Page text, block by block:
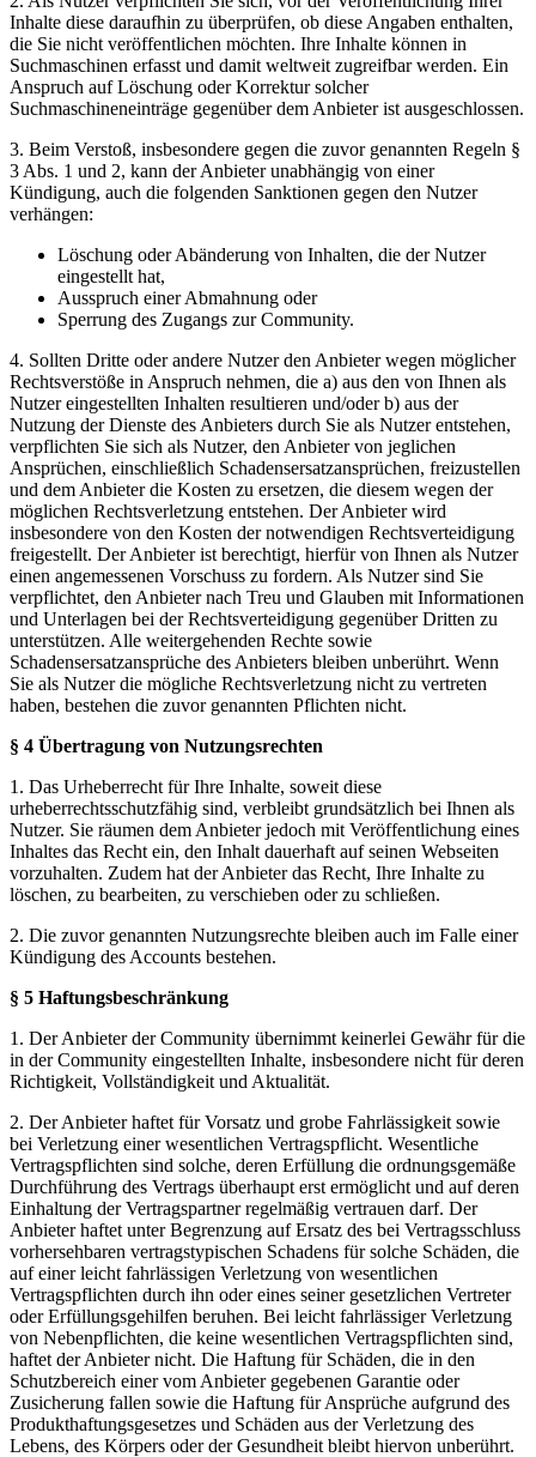
Inhalte diese daraufhin zu überprüfen, ob diese Angaben enthalten,
die Sie nicht veröffentlichen möchten. Ihre Inhalte können in
Suchmaschinen erfasst und damit weltweit zugreifbar werden. Ein
Anspruch auf Löschung oder Korrektur solcher
Suchmaschineneinträge gegenüber dem Anbieter ist ausgeschlossen.
3. Beim Verstoß, insbesondere gegen die zuvor genannten Regeln §
3 Abs. 1 und 2, kann der Anbieter unabhängig von einer
Kündigung, auch die folgenden Sanktionen gegen den Nutzer
verhängen:
Löschung oder Abänderung von Inhalten, die der Nutzer
eingestellt hat,
Ausspruch einer Abmahnung oder
Sperrung des Zugangs zur Community.
4. Sollten Dritte oder andere Nutzer den Anbieter wegen möglicher
Rechtsverstöße in Anspruch nehmen, die a) aus den von Ihnen als
Nutzer eingestellten Inhalten resultieren und/oder b) aus der
Nutzung der Dienste des Anbieters durch Sie als Nutzer entstehen,
verpflichten Sie sich als Nutzer, den Anbieter von jeglichen
Ansprüchen, einschließlich Schadensersatzansprüchen, freizustellen
und dem Anbieter die Kosten zu ersetzen, die diesem wegen der
möglichen Rechtsverletzung entstehen. Der Anbieter wird
insbesondere von den Kosten der notwendigen Rechtsverteidigung
freigestellt. Der Anbieter ist berechtigt, hierfür von Ihnen als Nutzer
einen angemessenen Vorschuss zu fordern. Als Nutzer sind Sie
verpflichtet, den Anbieter nach Treu und Glauben mit Informationen
und Unterlagen bei der Rechtsverteidigung gegenüber Dritten zu
unterstützen. Alle weitergehenden Rechte sowie
Schadensersatzansprüche des Anbieters bleiben unberührt. Wenn
Sie als Nutzer die mögliche Rechtsverletzung nicht zu vertreten
haben, bestehen die zuvor genannten Pflichten nicht.
§ 4 Übertragung von Nutzungsrechten
1. Das Urheberrecht für Ihre Inhalte, soweit diese
urheberrechtsschutzfähig sind, verbleibt grundsätzlich bei Ihnen als
Nutzer. Sie räumen dem Anbieter jedoch mit Veröffentlichung eines
Inhaltes das Recht ein, den Inhalt dauerhaft auf seinen Webseiten
vorzuhalten. Zudem hat der Anbieter das Recht, Ihre Inhalte zu
löschen, zu bearbeiten, zu verschieben oder zu schließen.
2. Die zuvor genannten Nutzungsrechte bleiben auch im Falle einer
Kündigung des Accounts bestehen.
§ 5 Haftungsbeschränkung
1. Der Anbieter der Community übernimmt keinerlei Gewähr für die
in der Community eingestellten Inhalte, insbesondere nicht für deren
Richtigkeit, Vollständigkeit und Aktualität.
2. Der Anbieter haftet für Vorsatz und grobe Fahrlässigkeit sowie
bei Verletzung einer wesentlichen Vertragspflicht. Wesentliche
Vertragspflichten sind solche, deren Erfüllung die ordnungsgemäße
Durchführung des Vertrags überhaupt erst ermöglicht und auf deren
Einhaltung der Vertragspartner regelmäßig vertrauen darf. Der
Anbieter haftet unter Begrenzung auf Ersatz des bei Vertragsschluss
vorhersehbaren vertragstypischen Schadens für solche Schäden, die
auf einer leicht fahrlässigen Verletzung von wesentlichen
Vertragspflichten durch ihn oder eines seiner gesetzlichen Vertreter
oder Erfüllungsgehilfen beruhen. Bei leicht fahrlässiger Verletzung
von Nebenpflichten, die keine wesentlichen Vertragspflichten sind,
haftet der Anbieter nicht. Die Haftung für Schäden, die in den
Schutzbereich einer vom Anbieter gegebenen Garantie oder
Zusicherung fallen sowie die Haftung für Ansprüche aufgrund des
Produkthaftungsgesetzes und Schäden aus der Verletzung des
Lebens, des Körpers oder der Gesundheit bleibt hiervon unberührt.